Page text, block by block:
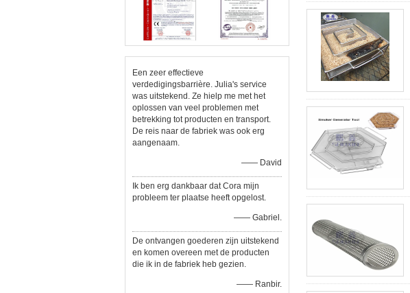
Een zeer effectieve
verdedigingsbarrière. Julia's service
was uitstekend. Ze hielp me met het
oplossen van veel problemen met
betrekking tot producten en transport.
De reis naar de fabriek was ook erg
aangenaam.
—— David
Ik ben erg dankbaar dat Cora mijn
probleem ter plaatse heeft opgelost.
—— Gabriel.
De ontvangen goederen zijn uitstekend
en komen overeen met de producten
die ik in de fabriek heb gezien.
—— Ranbir.